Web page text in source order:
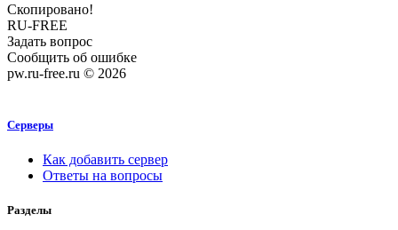
Скопировано!
RU-FREE
Задать вопрос
Сообщить об ошибке
pw.ru-free.ru © 2026
Серверы
Как добавить сервер
Ответы на вопросы
Разделы